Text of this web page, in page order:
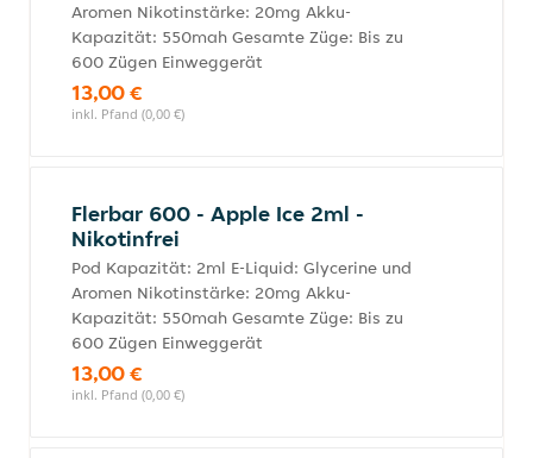
Aromen Nikotinstärke: 20mg Akku-
Kapazität: 550mah Gesamte Züge: Bis zu
600 Zügen Einweggerät
13,00 €
inkl. Pfand (0,00 €)
Flerbar 600 - Apple Ice 2ml -
Nikotinfrei
Pod Kapazität: 2ml E-Liquid: Glycerine und
Aromen Nikotinstärke: 20mg Akku-
Kapazität: 550mah Gesamte Züge: Bis zu
600 Zügen Einweggerät
13,00 €
inkl. Pfand (0,00 €)